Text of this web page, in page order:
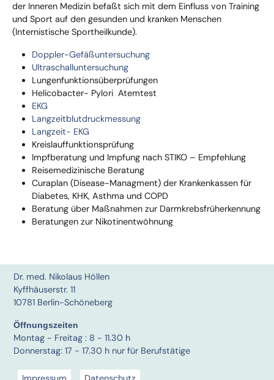
der Inneren Medizin befaßt sich mit dem Einfluss von Training
und Sport auf den gesunden und kranken Menschen
(Internistische Sportheilkunde).
Doppler-Gefäßuntersuchung
Ultraschalluntersuchung
Lungenfunktionsüberprüfungen
Helicobacter- Pylori Atemtest
EKG
Langzeitblutdruckmessung
Langzeit- EKG
Kreislauffunktionsprüfung
Impfberatung und Impfung nach STIKO – Empfehlung
Reisemedizinische Beratung
Curaplan (Disease-Managment) der Krankenkassen für
Diabetes, KHK, Asthma und COPD
Beratung über Maßnahmen zur Darmkrebsfrüherkennung
Beratungen zur Nikotinentwöhnung
Dr. med. Nikolaus Höllen
Kyffhäuserstr. 11
10781 Berlin-Schöneberg
Öffnungszeiten
Montag - Freitag : 8 - 11.30 h
Donnerstag: 17 - 17.30 h nur für Berufstätige